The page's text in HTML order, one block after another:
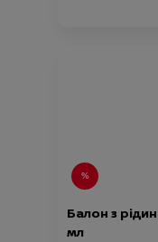
Балон з
мл